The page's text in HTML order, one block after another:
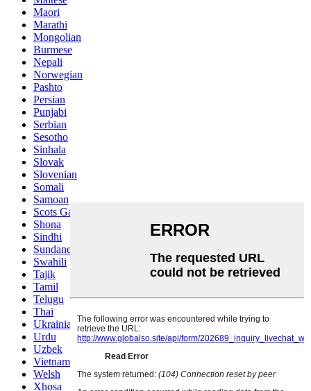
Maori
Marathi
Mongolian
Burmese
Nepali
Norwegian
Pashto
Persian
Punjabi
Serbian
Sesotho
Sinhala
Slovak
Slovenian
Somali
Samoan
Scots Gaelic
Shona
Sindhi
Sundanese
Swahili
Tajik
Tamil
Telugu
Thai
Ukrainian
Urdu
Uzbek
Vietnamese
Welsh
Xhosa